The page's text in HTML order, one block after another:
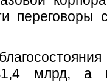
переговоры
млрд, а